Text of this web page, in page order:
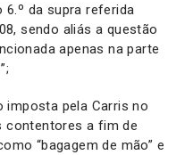
da supra referida
sendo aliás a questão
apenas na parte
imposta pela Carris no
contentores a fim de
“bagagem de mão” e